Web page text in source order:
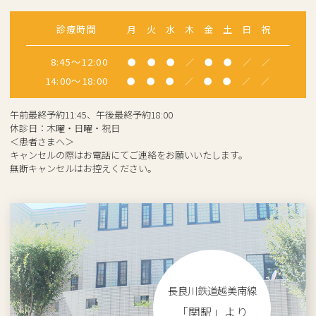
診療時間 月 火 水 木 金 土 日 祝
8:45～12:00 ● ● ● ／ ● ● ／ ／
14:00～18:00 ● ● ● ／ ● ● ／ ／
午前最終予約11:45、午後最終予約18:00
休診日：木曜・日曜・祝日
＜患者さまへ＞
キャンセルの際はお電話にてご連絡をお願いいたします。
無断キャンセルはお控えください。
長良川鉄道越美南線
「関駅」より